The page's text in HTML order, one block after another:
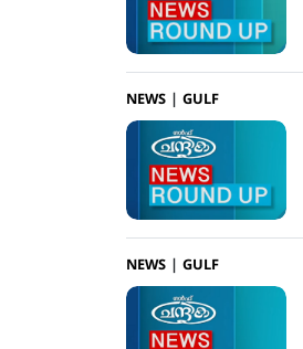
NEWS GULF
NEWS GULF